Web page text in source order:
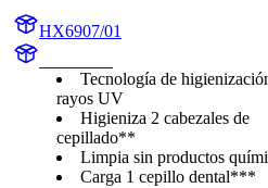
HX6907/01
Tecnología de
rayos UV
Higieniza 2 cabezales de
cepillado**
Limpia sin productos
Carga 1 cepillo dental***